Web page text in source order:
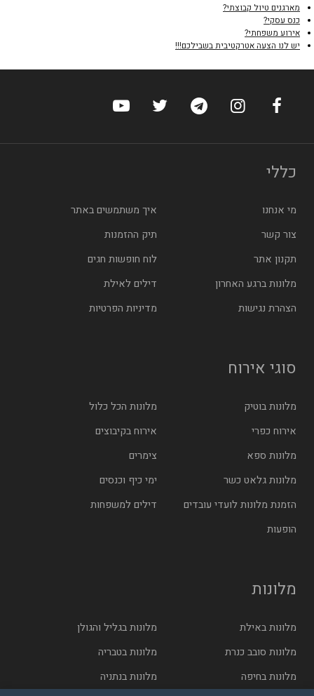
מארגנים טיול קבוצתי?
כנס עסקי?
אירוע משפחתי?
יש לנו הצעה אטרקטיבית בשבילכם!!!
ערוץ הפייסבוק של הוטלס
ערוץ האינסטגרם של הוטלס
ערוץ הטלגרם של הוטלס
ערוץ טוויטר של הוטלס
ערוץ היוטיוב של
כללי
מי אנחנו
איך משתמשים באתר
צור קשר
תיק ההזמנות
תקנון אתר
לוח חופשות חגים
מלונות ברגע האחרון
דילים לאילת
הצהרת נגישות
מדיניות הפרטיות
סוגי אירוח
מלונות בוטיק
מלונות הכל כלול
אירוח כפרי
אירוח בקיבוצים
מלונות ספא
צימרים
מלונות גלאט כשר
ימי כיף וכנסים
הזמנת מלונות לועדי עובדים
דילים למשפחות
הופעות
מלונות
מלונות באילת
מלונות בגליל והגולן
מלונות סובב כנרת
מלונות בטבריה
מלונות בחיפה
מלונות בנתניה